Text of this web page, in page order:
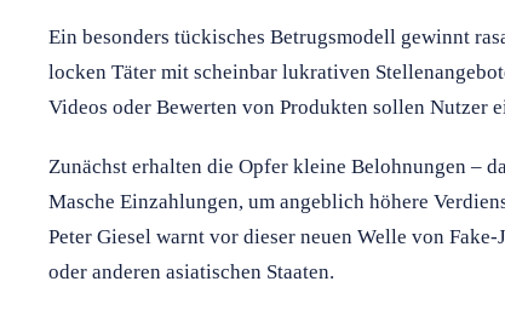
Ein besonders tückisches Betrugsmodell gewinnt
locken Täter mit scheinbar lukrativen
Videos oder Bewerten von Produkten sollen Nutzer
Zunächst erhalten die Opfer kleine Belohnungen –
Masche Einzahlungen, um angeblich höhere
Peter Giesel warnt vor dieser neuen Welle von
oder anderen asiatischen Staaten.